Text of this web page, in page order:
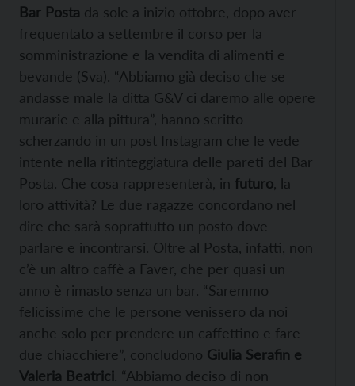
Bar Posta da sole a inizio ottobre, dopo aver
frequentato a settembre il corso per la
somministrazione e la vendita di alimenti e
bevande (Sva). “Abbiamo già deciso che se
andasse male la ditta G&V ci daremo alle opere
murarie e alla pittura”, hanno scritto
scherzando in un post Instagram che le vede
intente nella ritinteggiatura delle pareti del Bar
Posta. Che cosa rappresenterà, in futuro , la
loro attività? Le due ragazze concordano nel
dire che sarà soprattutto un posto dove
parlare e incontrarsi. Oltre al Posta, infatti, non
c’è un altro caffè a Faver, che per quasi un
anno è rimasto senza un bar. “Saremmo
felicissime che le persone venissero da noi
anche solo per prendere un caffettino e fare
due chiacchiere”, concludono Giulia Serafin e
Valeria Beatrici. “Abbiamo deciso di non